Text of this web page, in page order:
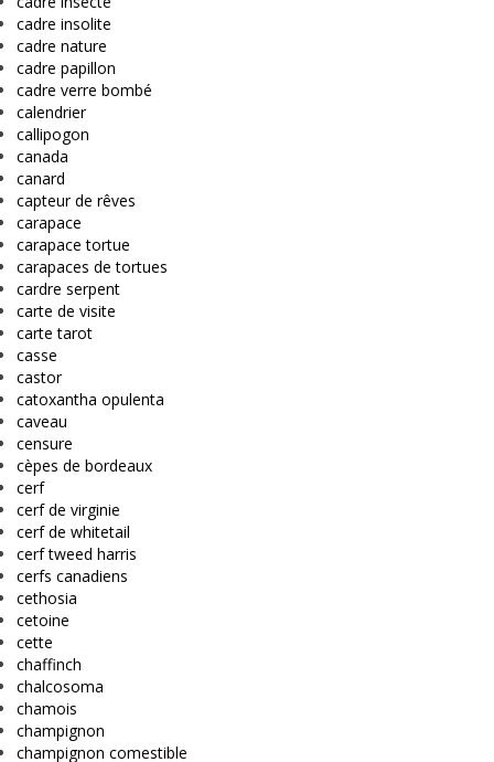
cadre insolite
cadre nature
cadre papillon
cadre verre bombé
calendrier
callipogon
canada
canard
capteur de rêves
carapace
carapace tortue
carapaces de tortues
cardre serpent
carte de visite
carte tarot
casse
castor
catoxantha opulenta
caveau
censure
cèpes de bordeaux
cerf
cerf de virginie
cerf de whitetail
cerf tweed harris
cerfs canadiens
cethosia
cetoine
cette
chaffinch
chalcosoma
chamois
champignon
champignon comestible